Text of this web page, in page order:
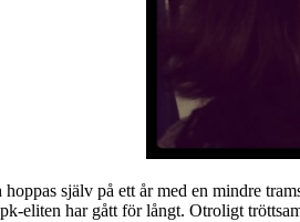
själv på ett år med en mindre
eliten har gått för långt. Otroligt